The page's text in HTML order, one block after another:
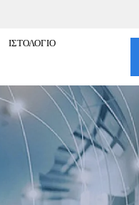
ΙΣΤΟΛΌΓΙΟ